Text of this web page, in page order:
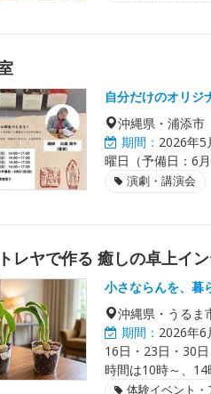
自分だけのオリジ
沖縄県・浦添市
期間： 2026年5
曜日（予備日：6
演劇・講演会
レヤで作る 癒しの卓上イ
小さならんを、暮
沖縄県・うるま
期間： 2026年6
16日・23日・30
時間は10時～、14
体験イベント・